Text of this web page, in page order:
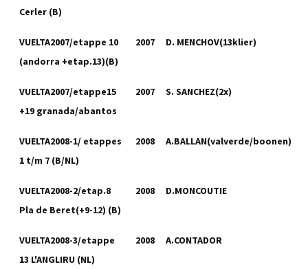
Cerler (B)
VUELTA2007/etappe 10
(andorra +etap.13)(B)
2007 D. MENCHOV(13klier)
VUELTA2007/etappe15
+19 granada/abantos
2007 S. SANCHEZ(2x)
VUELTA2008-1/ etappes
1 t/m 7 (B/NL)
2008 A.BALLAN(valverde/boonen)
VUELTA2008-2/etap.8
Pla de Beret(+9-12) (B)
2008 D.MONCOUTIE
VUELTA2008-3/etappe
13 L'ANGLIRU (NL)
2008 A.CONTADOR